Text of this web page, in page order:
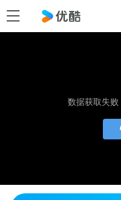
数据获取失